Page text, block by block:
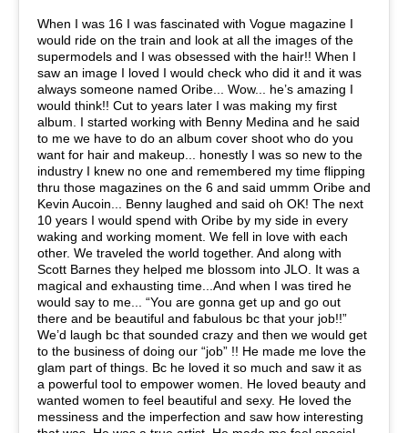
When I was 16 I was fascinated with Vogue magazine I
would ride on the train and look at all the images of the
supermodels and I was obsessed with the hair!! When I
saw an image I loved I would check who did it and it was
always someone named Oribe... Wow... he’s amazing I
would think!! Cut to years later I was making my first
album. I started working with Benny Medina and he said
to me we have to do an album cover shoot who do you
want for hair and makeup... honestly I was so new to the
industry I knew no one and remembered my time flipping
thru those magazines on the 6 and said ummm Oribe and
Kevin Aucoin... Benny laughed and said oh OK! The next
10 years I would spend with Oribe by my side in every
waking and working moment. We fell in love with each
other. We traveled the world together. And along with
Scott Barnes they helped me blossom into JLO. It was a
magical and exhausting time...And when I was tired he
would say to me... “You are gonna get up and go out
there and be beautiful and fabulous bc that your job!!”
We’d laugh bc that sounded crazy and then we would get
to the business of doing our “job” !! He made me love the
glam part of things. Bc he loved it so much and saw it as
a powerful tool to empower women. He loved beauty and
wanted women to feel beautiful and sexy. He loved the
messiness and the imperfection and saw how interesting